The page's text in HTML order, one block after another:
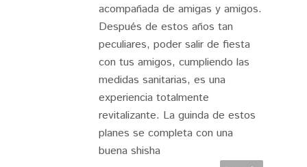
acompañada de amigas y amigos.
Después de estos años tan
peculiares, poder salir de fiesta
con tus amigos, cumpliendo las
medidas sanitarias, es una
experiencia totalmente
revitalizante. La guinda de estos
planes se completa con una
buena shisha